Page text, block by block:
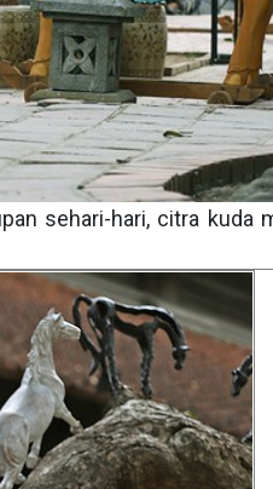
sehari-hari, citra kuda